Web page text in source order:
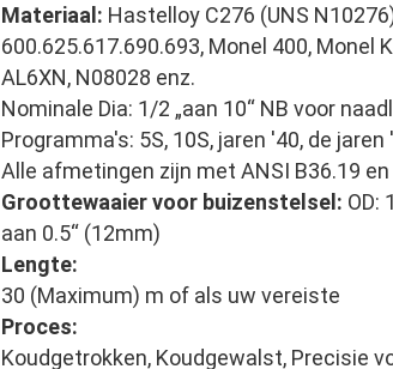
Materiaal: Hastelloy C276 (UNS
600.625.617.690.693, Monel 400, Monel
AL6XN, N08028 enz.
Nominale Dia: 1/2 „aan 10“ NB voor
Programma's: 5S, 10S, jaren '40, de jaren
Alle afmetingen zijn met ANSI B36.19
Groottewaaier voor buizenstelsel: OD:
aan 0.5“ (12mm)
Lengte:
30 (Maximum) m of als uw vereiste
Proces:
Koudgetrokken, Koudgewalst, Precisie